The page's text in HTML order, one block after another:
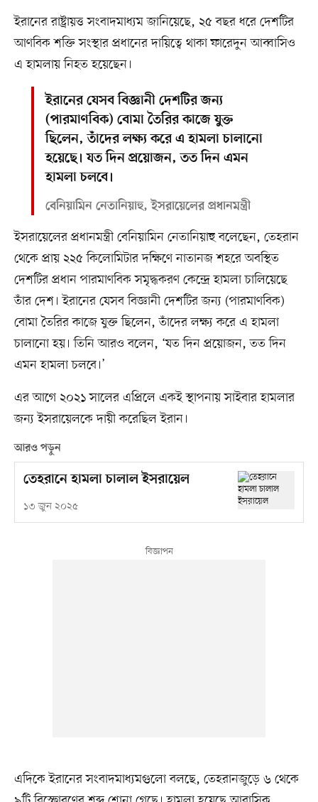
ইরানের রাষ্ট্রায়ত্ত সংবাদমাধ্যম জানিয়েছে, ২৫ বছর ধরে দেশটির
আণবিক শক্তি সংস্থার প্রধানের দায়িত্বে থাকা ফারেদুন আব্বাসিও
এ হামলায় নিহত হয়েছেন।
ইরানের যেসব বিজ্ঞানী দেশটির জন্য
(পারমাণবিক) বোমা তৈরির কাজে যুক্ত
ছিলেন, তাঁদের লক্ষ্য করে এ হামলা চালানো
হয়েছে। যত দিন প্রয়োজন, তত দিন এমন
হামলা চলবে।
বেনিয়ামিন নেতানিয়াহু, ইসরায়েলের প্রধানমন্ত্রী
ইসরায়েলের প্রধানমন্ত্রী বেনিয়ামিন নেতানিয়াহু বলেছেন, তেহরান
থেকে প্রায় ২২৫ কিলোমিটার দক্ষিণে নাতানজ শহরে অবস্থিত
দেশটির প্রধান পারমাণবিক সমৃদ্ধকরণ কেন্দ্রে হামলা চালিয়েছে
তাঁর দেশ। ইরানের যেসব বিজ্ঞানী দেশটির জন্য (পারমাণবিক)
বোমা তৈরির কাজে যুক্ত ছিলেন, তাঁদের লক্ষ্য করে এ হামলা
চালানো হয়। তিনি আরও বলেন, ‘যত দিন প্রয়োজন, তত দিন
এমন হামলা চলবে।’
এর আগে ২০২১ সালের এপ্রিলে একই স্থাপনায় সাইবার হামলার
জন্য ইসরায়েলকে দায়ী করেছিল ইরান।
আরও পড়ুন
তেহরানে হামলা চালাল ইসরায়েল
১৩ জুন ২০২৫
এদিকে ইরানের সংবাদমাধ্যমগুলো বলছে, তেহরানজুড়ে ৬ থেকে